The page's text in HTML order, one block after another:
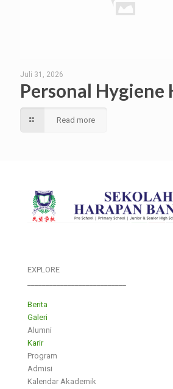
Juli 31, 2026
Personal Hygiene
Read more
EXPLORE
Berita
Galeri
Alumni
Karir
Program
Admisi
Kalendar Akademik